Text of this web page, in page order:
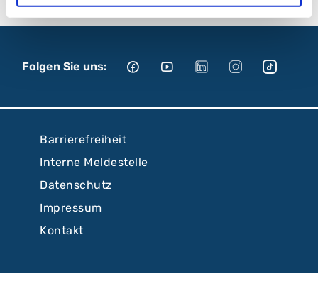
Folgen Sie uns:
Barrierefreiheit
Interne Meldestelle
Datenschutz
Impressum
Kontakt